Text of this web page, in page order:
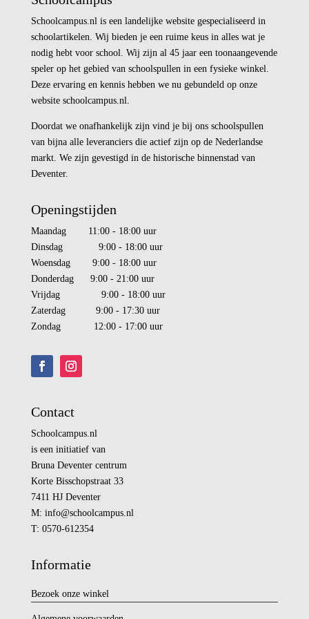
Schoolcampus.nl is een landelijke website gespecialiseerd in
schoolartikelen. Wij bieden je een ruime keus in alles wat je
nodig hebt voor school. Wij zijn al 45 jaar een toonaangevende
speler op het gebied van schoolspullen in een fysieke winkel.
Deze ervaring en kennis hebben we nu gebundeld op onze
website schoolcampus.nl.
Doordat we onafhankelijk zijn vind je bij ons schoolspullen
van bijna alle leveranciers die actief zijn op de Nederlandse
markt. We zijn gevestigd in de historische binnenstad van
Deventer.
Openingstijden
Maandag 11:00 - 18:00 uur
Dinsdag 9:00 - 18:00 uur
Woensdag 9:00 - 18:00 uur
Donderdag 9:00 - 21:00 uur
Vrijdag 9:00 - 18:00 uur
Zaterdag 9:00 - 17:30 uur
Zondag 12:00 - 17:00 uur
Contact
Schoolcampus.nl
is een initiatief van
Bruna Deventer centrum
Korte Bisschopstraat 33
7411 HJ Deventer
M: info@schoolcampus.nl
T: 0570-612354
Informatie
Bezoek onze winkel